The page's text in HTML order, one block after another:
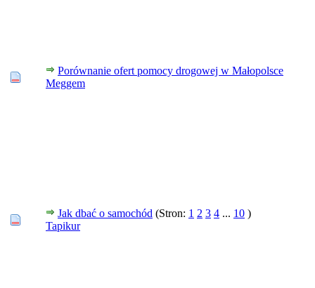
Porównanie ofert pomocy drogowej w Małopolsce
Meggem
Jak dbać o samochód (Stron: 1 2 3 4 ... 10 )
Tapikur